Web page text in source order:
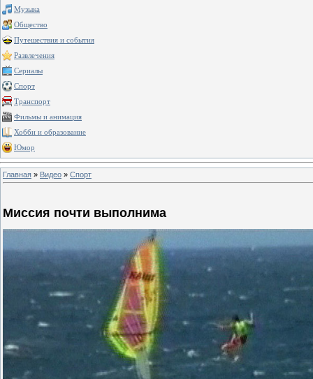
Музыка
Общество
Путешествия и события
Развлечения
Сериалы
Спорт
Транспорт
Фильмы и анимация
Хобби и образование
Юмор
Главная » Видео » Спорт
Миссия почти выполнима